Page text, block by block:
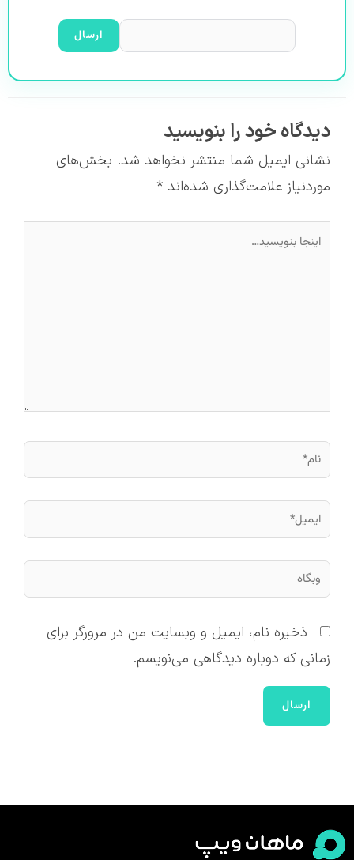
دیدگاه‌ خود را بنویسید
نشانی ایمیل شما منتشر نخواهد شد. بخش‌های
موردنیاز علامت‌گذاری شده‌اند *
اینجا
نام*
ایمیل*
وبگاه
ذخیره نام، ایمیل و وبسایت من در مرورگر برای
زمانی که دوباره دیدگاهی می‌نویسم.